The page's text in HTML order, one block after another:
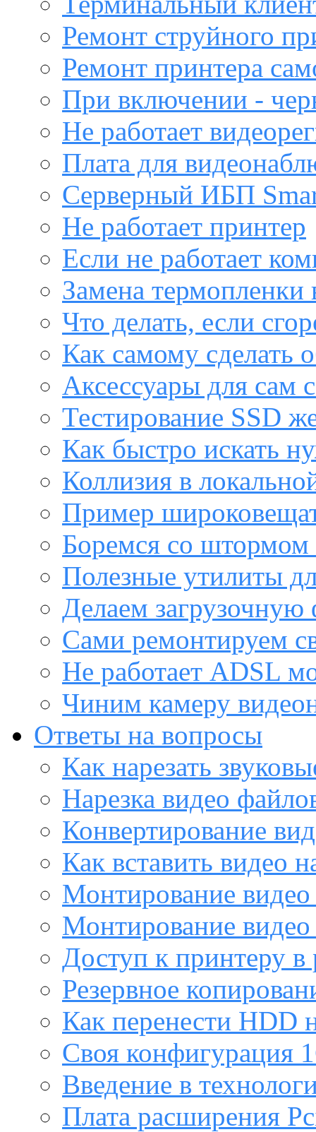
Ремонт струйного
Ремонт принтера
При включении -
Не работает
Плата для
Серверный ИБП
Не работает принтер
Если не работает
Замена термопленки
Что делать, если
Как самому сделать
Аксессуары для сам
Тестирование SSD
Как быстро искать
Коллизия в
Пример
Боремся со штормом
Полезные утилиты
Делаем
Сами ремонтируем
Не работает ADSL
Чиним камеру
Ответы на вопросы
Как нарезать
Нарезка видео
Конвертирование
Как вставить видео
Монтирование видео
Монтирование
Доступ к принтеру в
Резервное
Как перенести HDD
Своя конфигурация
Введение в
Плата расширения